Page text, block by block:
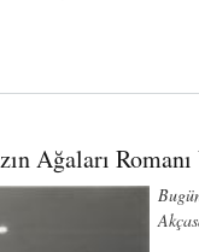
Ağaları